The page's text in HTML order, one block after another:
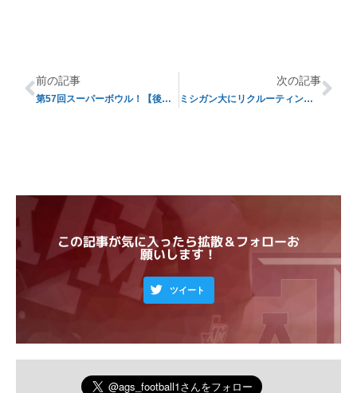
前の記事
第57回スーパーボウル！【後編】
次の記事
ミシガン大にリクルーティング違反の疑い【オフシーズン便り#02】
この記事が気に入ったら拡散＆フォローお
願いします！
ツイート